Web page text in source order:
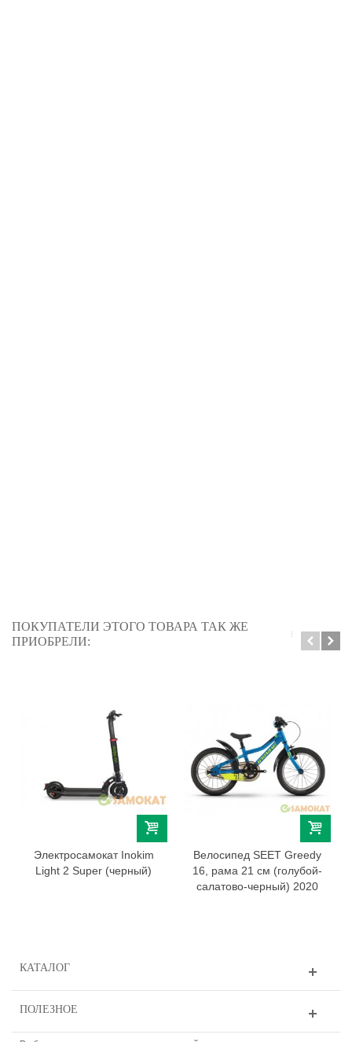
ПОКУПАТЕЛИ ЭТОГО ТОВАРА ТАК ЖЕ
ПРИОБРЕЛИ:
Электросамокат Inokim
Light 2 Super (черный)
Велосипед SEET Greedy
16, рама 21 см (голубой-
салатово-черный) 2020
КАТАЛОГ
ПОЛЕЗНОЕ